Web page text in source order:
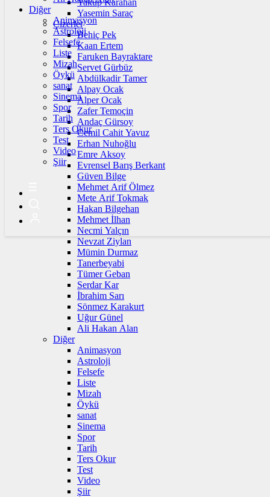
Diğer
Animasyon
Astroloji
Felsefe
Liste
Mizah
Öykü
sanat
Sinema
Spor
Tarih
Ters Okur
Test
Video
Şiir
Yakup Karahan
Yasemin Saraç
Çizerler
Behiç Pek
Kaan Ertem
Faruken Bayraktare
Servet Gürbüz
Abdülkadir Tamer
Alpay Ocak
Alper Ocak
Zafer Temoçin
Andaç Gürsoy
Cemil Cahit Yavuz
Erhan Nuhoğlu
Emre Aksoy
Evrensel Barış Berkant
Güven Bilge
Mehmet Arif Ölmez
Mete Arif Tokmak
Hakan Bilgehan
Mehmet İlhan
Necmi Yalçın
Nevzat Ziylan
Mümin Durmaz
Tanerbeyabi
Tümer Geban
Serdar Kar
İbrahim Sarı
Sönmez Karakurt
Uğur Günel
Ali Hakan Alan
Diğer
Animasyon
Astroloji
Felsefe
Liste
Mizah
Öykü
sanat
Sinema
Spor
Tarih
Ters Okur
Test
Video
Şiir